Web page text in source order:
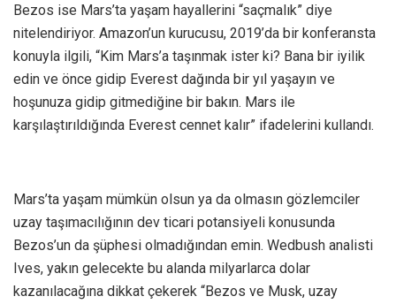
Bezos ise Mars’ta yaşam hayallerini “saçmalık” diye
nitelendiriyor. Amazon’un kurucusu, 2019’da bir konferansta
konuyla ilgili, “Kim Mars’a taşınmak ister ki? Bana bir iyilik
edin ve önce gidip Everest dağında bir yıl yaşayın ve
hoşunuza gidip gitmediğine bir bakın. Mars ile
karşılaştırıldığında Everest cennet kalır” ifadelerini kullandı.
Mars’ta yaşam mümkün olsun ya da olmasın gözlemciler
uzay taşımacılığının dev ticari potansiyeli konusunda
Bezos’un da şüphesi olmadığından emin. Wedbush analisti
Ives, yakın gelecekte bu alanda milyarlarca dolar
kazanılacağına dikkat çekerek “Bezos ve Musk, uzay